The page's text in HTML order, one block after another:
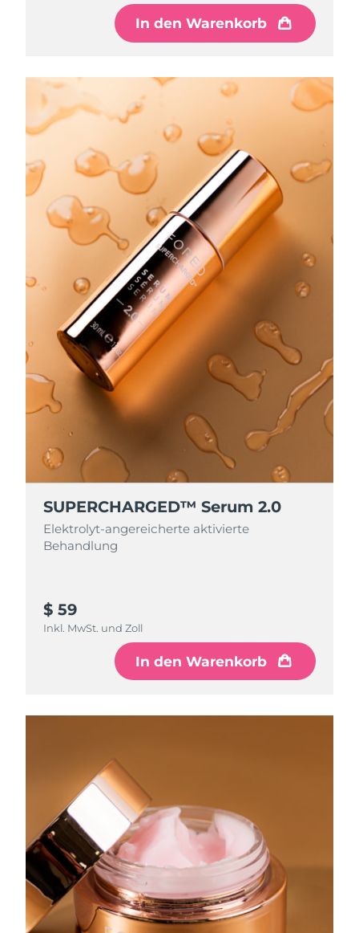
In den Warenkorb
SUPERCHARGED™ Serum 2.0
Elektrolyt-angereicherte aktivierte
Behandlung
$ 59
Inkl. MwSt. und Zoll
In den Warenkorb
Erwartete Lieferung
13/08/2026
Litauen
12/08/2026
Luxemburg
Erwartete Lieferung
Sonderverwaltungsregion
Macau
Erwartete Lieferung
14/08/2026
Malaysia
Erwartete Lieferung
Malta
Erwartete Lieferung
12/08/2026
Mexiko
16/08/2026
Monaco
Erwartete Lieferung
13/08/2026
Niederlande
Erwartete Lieferung
12/08/2026
Neuseeland
Erwartete Lieferung
12/08/2026
Norwegen
Erwartete Lieferung
Philippinen
Erwartete Lieferung
13/08/2026
12/08/2026
Réunion
Erwartete Lieferung
17/08/2026
Rumänien
Erwartete Lieferung